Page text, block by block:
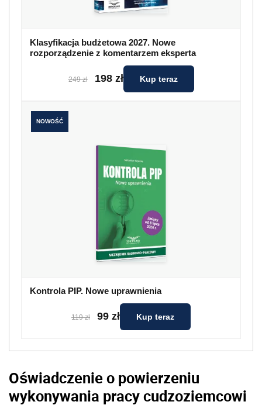
Klasyfikacja budżetowa 2027. Nowe
rozporządzenie z komentarzem eksperta
249 zł 198 zł Kup teraz
NOWOŚĆ
Kontrola PIP. Nowe uprawnienia
119 zł 99 zł Kup teraz
Oświadczenie o powierzeniu
wykonywania pracy cudzoziemcowi